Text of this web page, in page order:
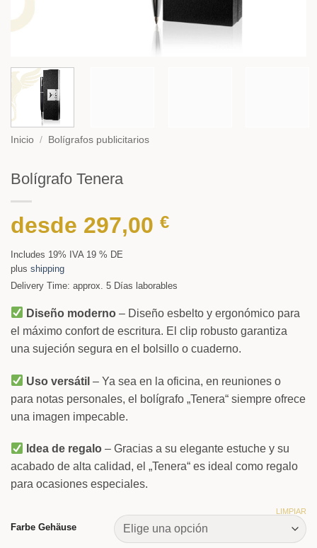
Inicio / Bolígrafos publicitarios
Bolígrafo Tenera
desde 297,00 €
Includes 19% IVA 19 % DE
plus shipping
Delivery Time: approx. 5 Días laborables
Diseño moderno– Diseño esbelto y ergonómico para
el máximo confort de escritura. El clip robusto garantiza
una sujeción segura en el bolsillo o cuaderno.
Uso versátil– Ya sea en la oficina, en reuniones o
para notas personales, el bolígrafo „Tenera“ siempre ofrece
una imagen impecable.
Idea de regalo – Gracias a su elegante estuche y su
acabado de alta calidad, el „Tenera“ es ideal como regalo
para ocasiones especiales.
Farbe Gehäuse
LIMPIAR